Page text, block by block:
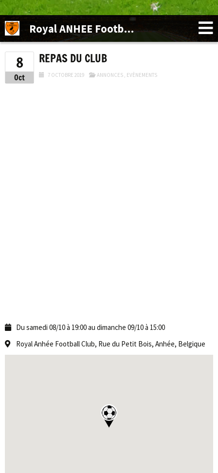
Royal ANHEE Football Club
8
Oct
REPAS DU CLUB
7 OCTOBRE 2019 ANNONCES , EVÈNEMENTS
Du samedi 08/10 à 19:00 au dimanche 09/10 à 15:00
Royal Anhée Football Club, Rue du Petit Bois, Anhée, Belgique